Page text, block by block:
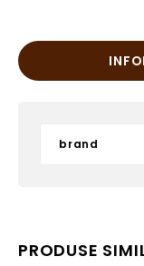
brand
PRODUSE